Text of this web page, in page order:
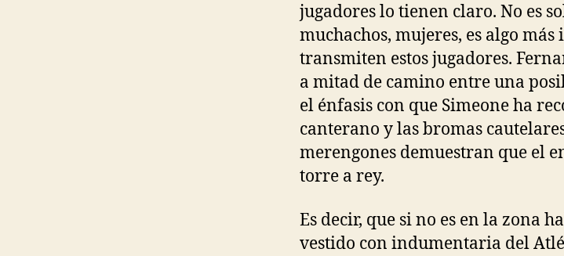
jugadores lo tienen claro. No es
muchachos, mujeres, es algo
transmiten estos jugadores.
a mitad de camino entre una
el énfasis con que Simeone ha
canterano y las bromas
merengones demuestran que el
torre a rey.
Es decir, que si no es en la zona
vestido con indumentaria del